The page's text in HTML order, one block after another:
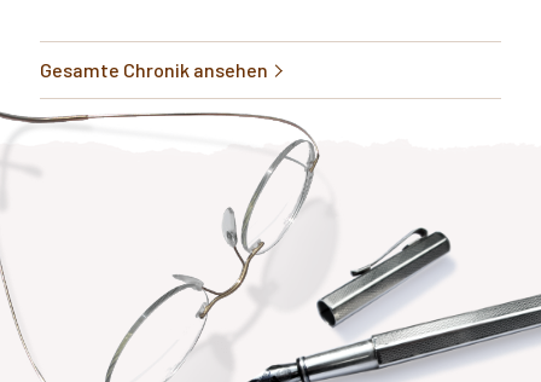
Gesamte Chronik ansehen